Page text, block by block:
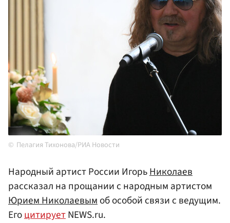
Пелагия Тихонова/РИА Новости
Народный артист России ИгорьНиколаев
рассказал на прощании с народным артистом
Юрием Николаевымоб особой связи с ведущим.
ЕгоцитируетNEWS.ru.